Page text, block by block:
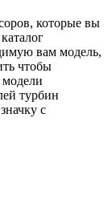
которые вы
вам модель,
чтобы
турбин
с